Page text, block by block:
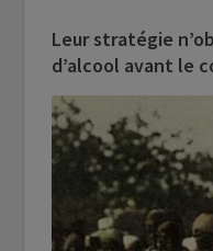
Leur stratégie
d’alcool avant le